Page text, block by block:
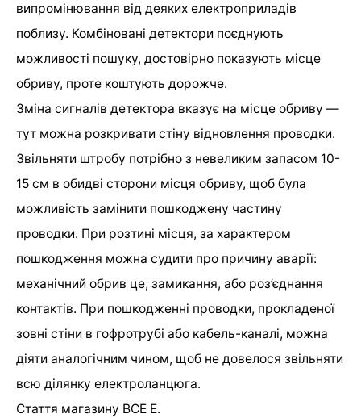
випромінювання від деяких електроприладів
поблизу. Комбіновані детектори поєднують
можливості пошуку, достовірно показують місце
обриву, проте коштують дорожче.
Зміна сигналів детектора вказує на місце обриву ―
тут можна розкривати стіну відновлення проводки.
Звільняти штробу потрібно з невеликим запасом 10-
15 см в обидві сторони місця обриву, щоб була
можливість замінити пошкоджену частину
проводки. При розтині місця, за характером
пошкодження можна судити про причину аварії:
механічний обрив це, замикання, або роз’єднання
контактів. При пошкодженні проводки, прокладеної
зовні стіни в гофротрубі або кабель-каналі, можна
діяти аналогічним чином, щоб не довелося звільняти
всю ділянку електроланцюга.
Стаття магазину ВСЕ Е.